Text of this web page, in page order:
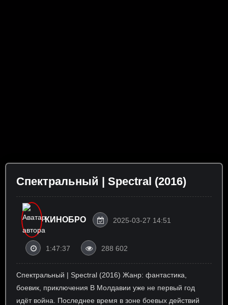
Спектральный | Spectral (2016)
КИНОБРО 2025-03-27 14:51
1:47:37 288 602
Спектральный | Spectral (2016) Жанр: фантастика,
боевик, приключения В Молдавии уже не первый год
идёт война. Последнее время в зоне боевых действий